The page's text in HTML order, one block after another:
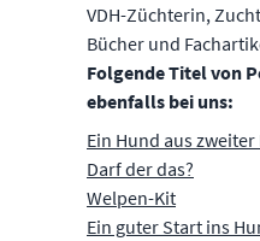
VDH-Züchterin,
Bücher und
Folgende Titel von
ebenfalls bei uns:
Ein Hund aus zweiter
Darf der das?
Welpen-Kit
Ein guter Start ins